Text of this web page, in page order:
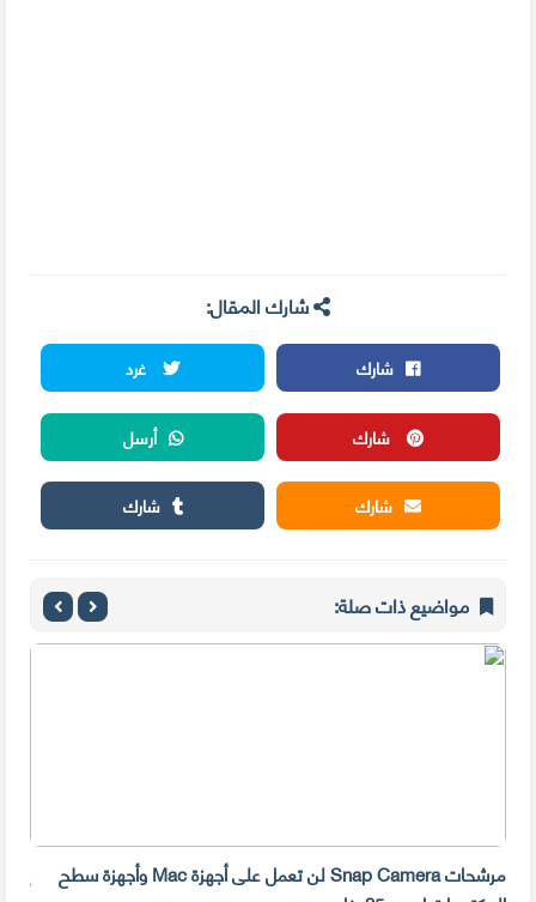
شارك المقال:
شارك
غرد
شارك
أرسل
شارك
شارك
مواضيع ذات صلة:
مرشحات Snap Camera لن تعمل على أجهزة Mac وأجهزة سطح